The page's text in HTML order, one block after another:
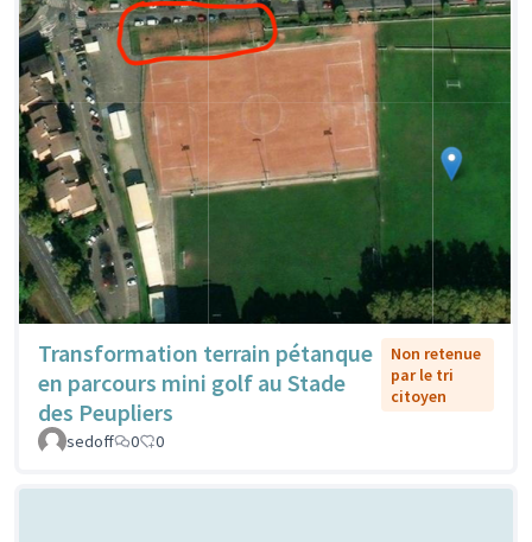
Transformation terrain pétanque
en parcours mini golf au Stade
des Peupliers
Non retenue
par le tri
citoyen
sedoff 0 0